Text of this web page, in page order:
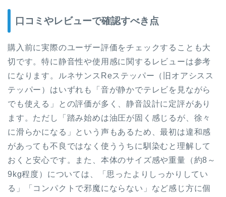
口コミやレビューで確認すべき点
購入前に実際のユーザー評価をチェックすることも大
切です。特に静音性や使用感に関するレビューは参考
になります。ルネサンスReステッパー（旧オアシスス
テッパー）はいずれも「音が静かでテレビを見ながら
でも使える」との評価が多く、静音設計に定評があり
ます。ただし「踏み始めは油圧が固く感じるが、徐々
に滑らかになる」という声もあるため、最初は違和感
があっても不良ではなく使ううちに馴染むと理解して
おくと安心です。また、本体のサイズ感や重量（約8～
9kg程度）については、「思ったよりしっかりしてい
る」「コンパクトで邪魔にならない」など感じ方に個